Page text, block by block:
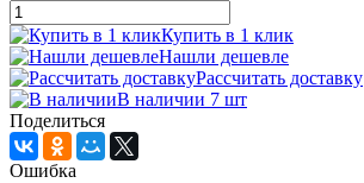
Купить в 1 клик
Нашли дешевле
Рассчитать доставку
В наличии 7 шт
Поделиться
Ошибка